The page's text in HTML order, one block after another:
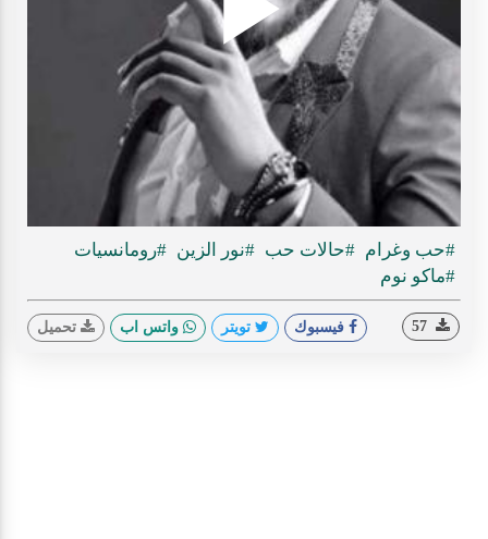
Play
#حب وغرام #حالات حب #نور الزين #رومانسيات
#ماكو نوم
فيسبوك تويتر واتس اب تحميل